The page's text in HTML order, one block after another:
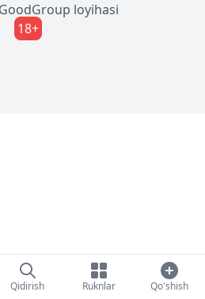
GoodGroup loyihasi
18+
Qidirish Ruknlar Qo'shish